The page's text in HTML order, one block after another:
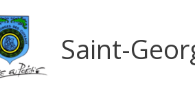
Saint-